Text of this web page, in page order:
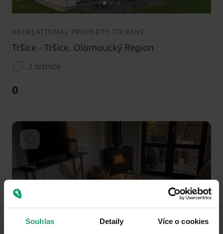
Souhlas Detaily Více o cookies
1 3
RECREATIONAL PROPERTY TO RENT
Tršice - Tršice, Olomoucký Region
2 ložnice
0
3
Add to favorites